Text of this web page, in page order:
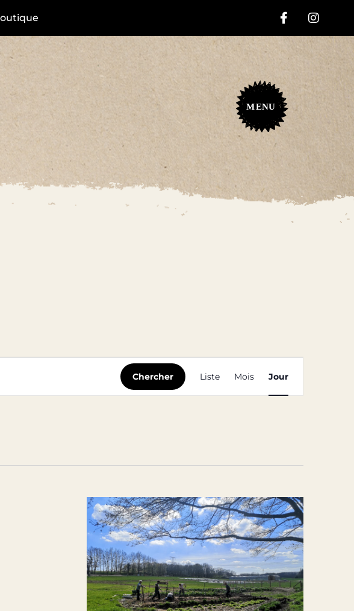
MENU
Chercher Liste Mois Jour